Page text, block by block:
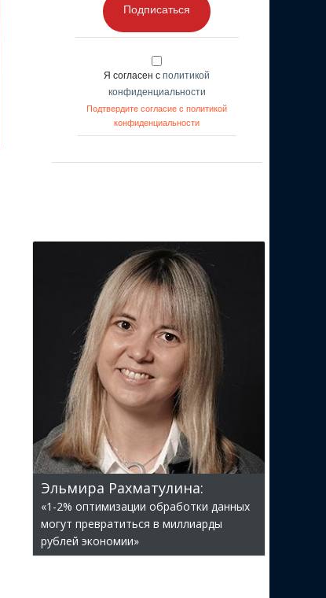
Подписаться
Я согласен с политикой
конфиденциальности
Подтвердите согласие с политикой
конфиденциальности
Эльмира Рахматулина:
«1-2% оптимизации обработки данных
могут превратиться в миллиарды
рублей экономии»